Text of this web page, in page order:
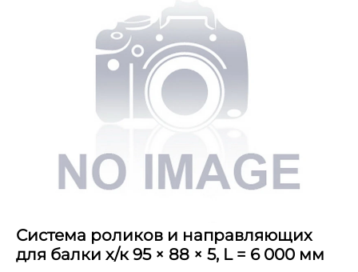
Система роликов и направляющих
для балки х/к 95 × 88 × 5, L = 6 000 мм